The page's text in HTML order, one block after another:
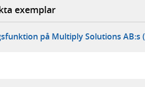
exemplar
på Multiply Solutions AB:s